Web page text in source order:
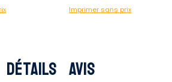
Imprimer sans prix
Détails Avis